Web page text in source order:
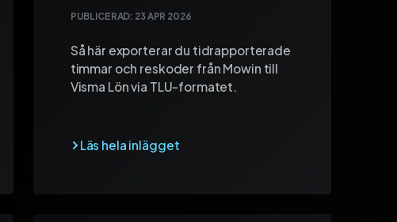
PUBLICERAD: 23 APR 2026
Så här exporterar du tidrapporterade
timmar och reskoder från Mowin till
Visma Lön via TLU-formatet.